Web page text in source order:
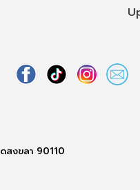
งขลา 90110